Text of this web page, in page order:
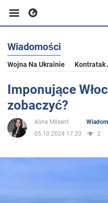
Biznes
Sport
Rozrywka
Wiadomości
Wojna Na Ukrainie Kontratak
Imponujące
zobaczyć?
Alina Milsent
05.10.2024 17:20
2